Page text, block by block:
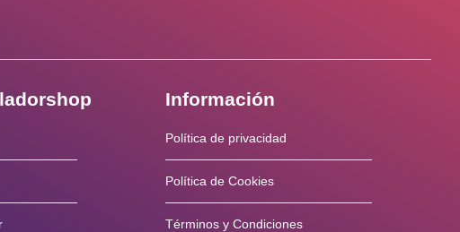
Información
Política de privacidad
Política de Cookies
Términos y Condiciones